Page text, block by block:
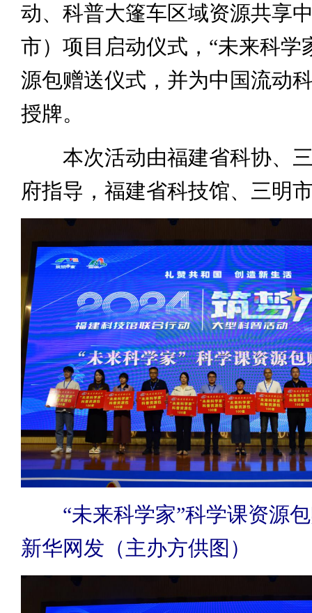
动、科普大篷车区域资源共享
市）项目启动仪式，“未来科学
源包赠送仪式，并为中国流动
授牌。
本次活动由福建省科协、三
府指导，福建省科技馆、三明
“未来科学家”科学课资源
新华网发（主办方供图）